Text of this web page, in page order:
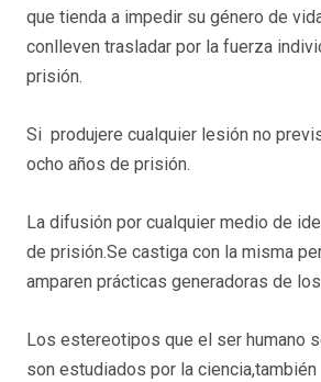
que tienda a impedir su género de
conlleven trasladar por la fuerza
prisión.
Si produjere cualquier lesión no
ocho años de prisión.
La difusión por cualquier medio de
de prisión.Se castiga con la misma
amparen prácticas generadoras de
Los estereotipos que el ser humano
son estudiados por la